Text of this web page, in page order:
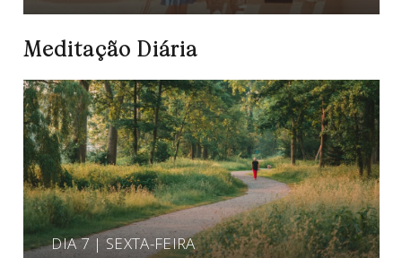
Meditação Diária
DIA 7 | SEXTA-FEIRA